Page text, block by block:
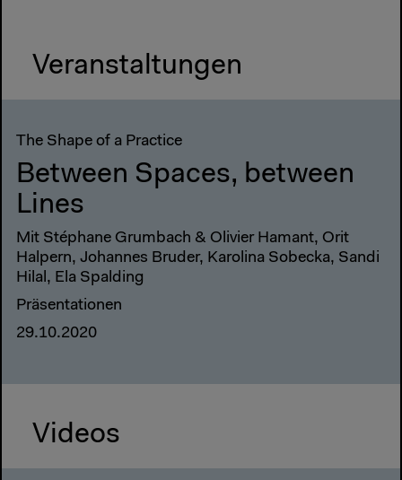
Veranstaltungen
The Shape of a Practice
Between Spaces, between
Lines
Mit Stéphane Grumbach & Olivier Hamant, Orit
Halpern, Johannes Bruder, Karolina Sobecka, Sandi
Hilal, Ela Spalding
Präsentationen
29.10.2020
Videos